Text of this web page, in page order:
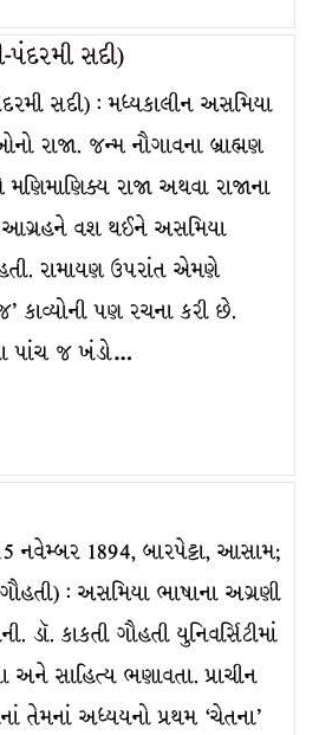
પંદરમી સદી)
સદી) : મધ્યકાલીન અસમિયા
રાજા. જન્મ નૌગાવના બ્રાહ્મણ
રાજા અથવા રાજાના
આગ્રહને વશ થઈને અસમિયા
રામાયણ ઉપરાંત એમણે
કાવ્યોની પણ રચના કરી છે.
પાંચ જ ખંડો…
નવેમ્બર 1894, બારપેટ્ટા, આસામ;
: અસમિયા ભાષાના અગ્રણી
ડૉ. કાકતી ગૌહતી યુનિવર્સિટીમાં
અને સાહિત્ય ભણાવતા. પ્રાચીન
તેમનાં અધ્યયનો પ્રથમ ‘ચેતના’